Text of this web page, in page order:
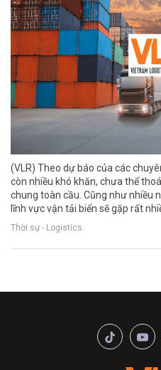
(VLR) Theo dự báo của các
còn nhiều khó khăn, chưa thể
chung toàn cầu. Cũng như nhiều
lĩnh vực vận tải biển sẽ gặp rất
Thời sự - Logistics